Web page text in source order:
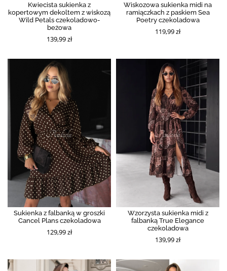
Kwiecista sukienka z
kopertowym dekoltem z wiskozą
Wild Petals czekoladowo-
beżowa
139,99 zł
Wiskozowa sukienka midi na
ramiączkach z paskiem Sea
Poetry czekoladowa
119,99 zł
Sukienka z falbanką w groszki
Cancel Plans czekoladowa
129,99 zł
Wzorzysta sukienka midi z
falbanką True Elegance
czekoladowa
139,99 zł